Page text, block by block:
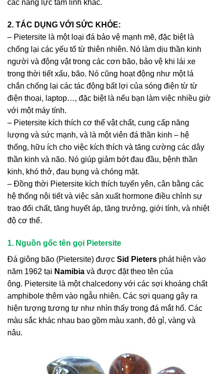
các năng lực tâm linh khác.
2. TÁC DỤNG VỚI SỨC KHỎE:
– Pietersite là một loại đá bảo vệ mạnh mẽ, đặc biệt là
chống lại các yếu tố từ thiên nhiên. Nó làm dịu thần kinh
người và động vật trong các cơn bão, bảo vệ khi lái xe
trong thời tiết xấu, bão. Nó cũng hoạt động như một lá
chắn chống lại các tác động bất lợi của sóng điện từ từ
điện thoại, laptop…, đặc biệt là nếu bạn làm việc nhiều giờ
với một máy tính.
– Pietersite kích thích cơ thể vật chất, cung cấp năng
lượng và sức mạnh, và là một viên đá thần kinh – hệ
thống, hữu ích cho việc kích thích và tăng cường các dây
thần kinh và não. Nó giúp giảm bớt đau đầu, bệnh thần
kinh, khó thở, đau bụng và chóng mặt.
– Đồng thời Pietersite kích thích tuyến yên, cân bằng các
hệ thống nội tiết và việc sản xuất hormone điều chỉnh sự
trao đổi chất, tăng huyết áp, tăng trưởng, giới tính, và nhiệt
độ cơ thể.
1. Nguồn gốc tên gọi Pietersite
Đá giông bão (Pietersite) được Sid Pieters phát hiện vào
năm 1962 tại Namibia và được đặt theo tên của
ông. Pietersite là một chalcedony với các sợi khoáng chất
amphibole thêm vào ngẫu nhiên. Các sợi quang gây ra
hiện tượng tương tự như nhìn thấy trong đá mắt hổ. Các
màu sắc khác nhau bao gồm màu xanh, đỏ gỉ, vàng và
nâu.